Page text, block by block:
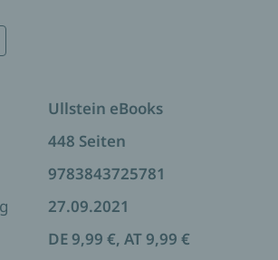
zu neuen Kompositionen. Ohne
sie damit dem Weg der Florence
Lavendelpflückerin begann und
begründete. Schon damals
Familie alles daran, den
Anouk erlebt Liebe und Verlust,
voller Sinnenfreude und so
Ullstein eBooks
448 Seiten
9783843725781
27.09.2021
DE 9,99 €, AT 9,99 €